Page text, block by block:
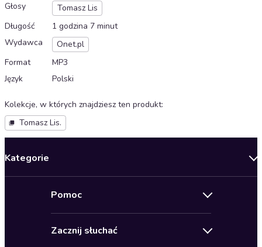
Głosy
Tomasz Lis
Długość
1 godzina 7 minut
Wydawca
Onet.pl
Format
MP3
Język
Polski
Kolekcje, w których znajdziesz ten produkt:
Tomasz Lis.
Kategorie
Pomoc
Pomoc
Zacznij słuchać